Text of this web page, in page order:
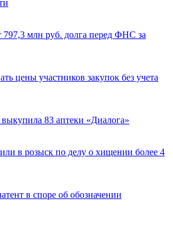
797,3 млн руб. долга перед ФНС за
цены участников закупок без учета
83 аптеки «Диалога»
в розыск по делу о хищении более 4
в споре об обозначении